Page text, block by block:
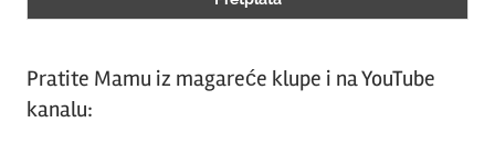
Pratite Mamu iz magareće klupe i na YouTube
kanalu: